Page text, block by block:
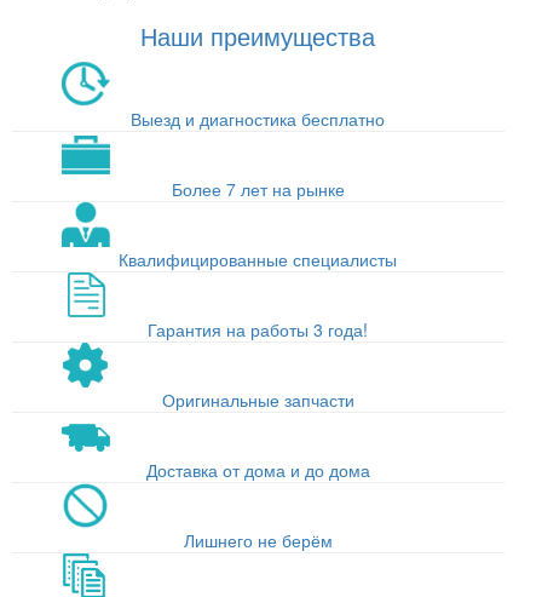
Наши преимущества
Выезд и диагностика бесплатно
Более 7 лет на рынке
Квалифицированные специалисты
Гарантия на работы 3 года!
Оригинальные запчасти
Доставка от дома и до дома
Лишнего не берём